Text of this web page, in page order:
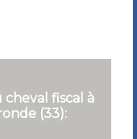
cheval fiscal à
(33):